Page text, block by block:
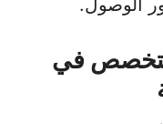
الوصول.
في